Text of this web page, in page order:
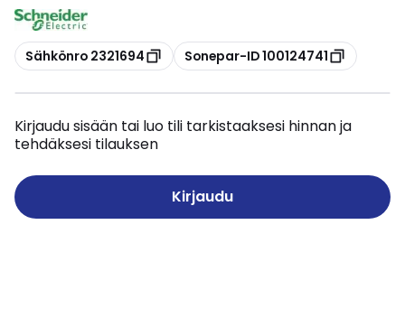
Kopioi
Sähkönro 2321694 Kopioi
Sonepar-ID 100124741
Kirjaudu sisään tai luo tili tarkistaaksesi hinnan ja
tehdäksesi tilauksen
Kirjaudu